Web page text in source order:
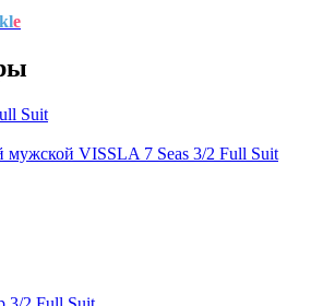
e
VISSLA 7 Seas 3/2 Full Suit